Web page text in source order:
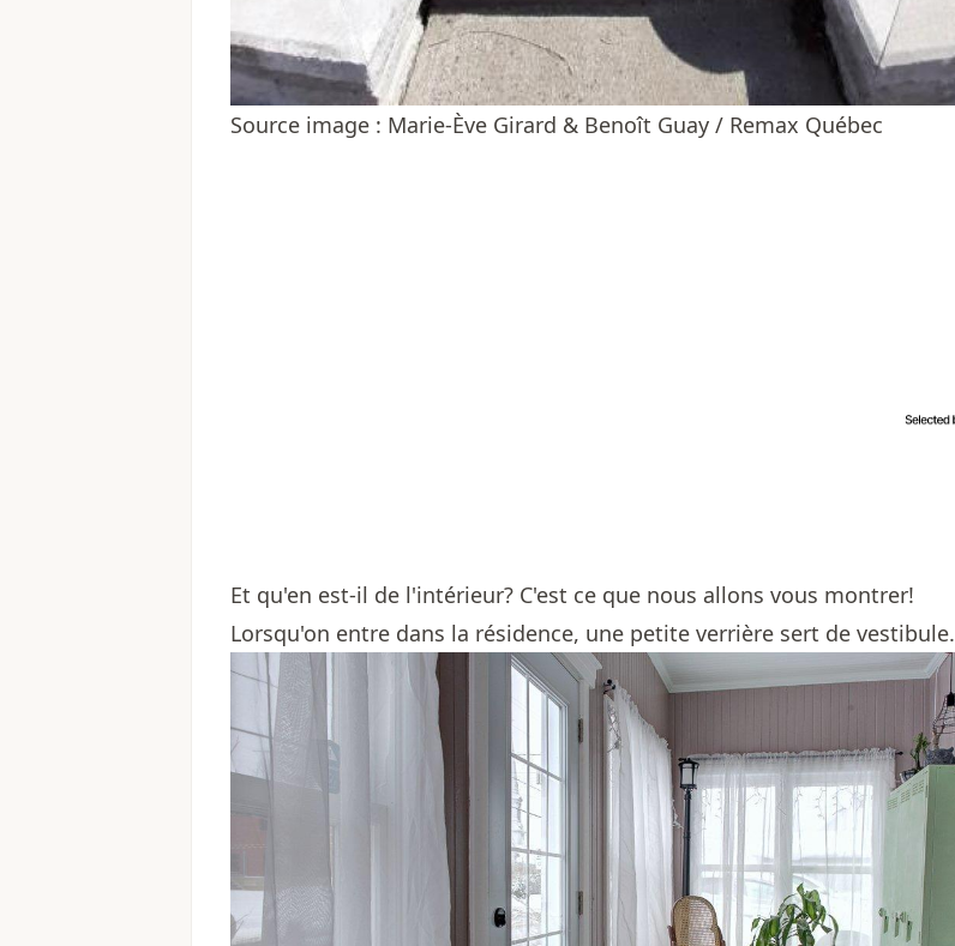
Source image : Marie-Ève Girard & Benoît Guay / Remax Québec
Et qu'en est-il de l'intérieur? C'est ce que nous allons vous montrer!
Lorsqu'on entre dans la résidence, une petite verrière sert de vestibule.